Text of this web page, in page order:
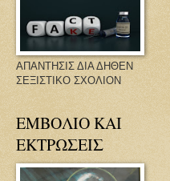
ΑΠΑΝΤΗΣΙΣ ΔΙΑ ΔΗΘΕΝ
ΣΕΞΙΣΤΙΚΟ ΣΧΟΛΙΟΝ
ΕΜΒΟΛΙΟ ΚΑΙ
ΕΚΤΡΩΣΕΙΣ